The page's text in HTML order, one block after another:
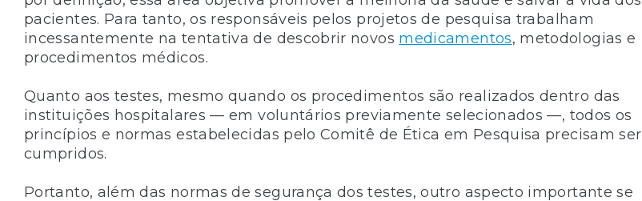
pacientes. Para tanto, os responsáveis pelos projetos de pesquisa trabalham
incessantemente na tentativa de descobrir novos medicamentos, metodologias e
procedimentos médicos.
Quanto aos testes, mesmo quando os procedimentos são realizados dentro das
instituições hospitalares — em voluntários previamente selecionados —, todos os
princípios e normas estabelecidas pelo Comitê de Ética em Pesquisa precisam ser
cumpridos.
Portanto, além das normas de segurança dos testes, outro aspecto importante se